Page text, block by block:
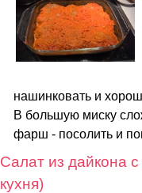
нашинковать и
В большую миску
фарш - посолить и
Салат из дайкона
кухня)